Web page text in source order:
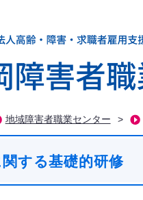
地域障害者職業センター >
する基礎的研修